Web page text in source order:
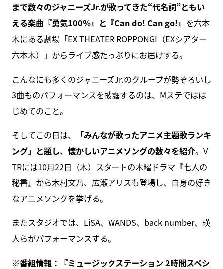
まで数々のジャニーズJr.が歌ってきた“代名詞”ともい
える楽曲『勇気100％』と『Can do! Can go!』 を六本
木にある劇場「EX THEATER ROPPONGI（EXシアター
六本木）」からライブ感たっぷりにお届けする。
こんなにも多くのジャニーズJr.のグループが勢ぞろいし
3曲ものパフォーマンスを披露するのは、Mステではは
じめてのこと。
そしてこの日は、
「みんなが歌ったアニメ主題歌ランキ
ング」と題し、懐かしいアニメソングの数々を紹介。V
TRには10月22日（木）スタートの木曜ドラマ『七人の
秘書』から木村文乃、広瀬アリスも登場し、自身の好き
なアニメソングを挙げる。
またスタジオでは、LiSA、WANDS、back number、瑛
人らがパフォーマンスする。
※番組情報：『ミュージックステーション 2時間スペシ